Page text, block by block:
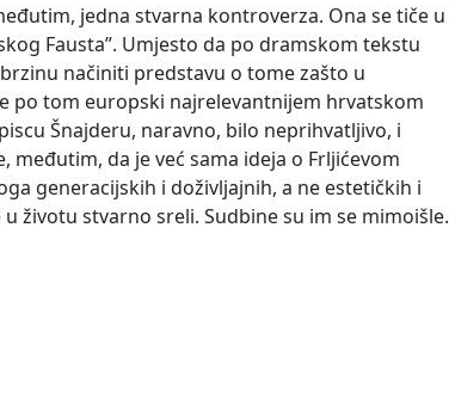
jedna stvarna kontroverza. Ona se tiče u
Fausta”. Umjesto da po dramskom tekstu
načiniti predstavu o tome zašto u
po tom europski najrelevantnijem hrvatskom
Šnajderu, naravno, bilo neprihvatljivo, i
međutim, da je već sama ideja o Frljićevom
generacijskih i doživljajnih, a ne estetičkih i
životu stvarno sreli. Sudbine su im se mimoišle.